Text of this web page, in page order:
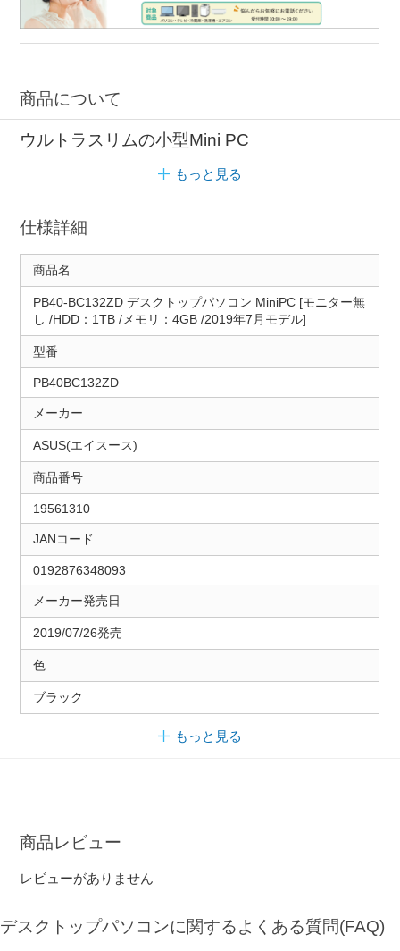
商品について
ウルトラスリムの小型Mini PC
もっと見る
仕様詳細
商品名
PB40-BC132ZD デスクトップパソコン MiniPC [モニター無
し /HDD：1TB /メモリ：4GB /2019年7月モデル]
型番
PB40BC132ZD
メーカー
ASUS(エイスース)
商品番号
19561310
JANコード
0192876348093
メーカー発売日
2019/07/26発売
色
ブラック
もっと見る
商品レビュー
レビューがありません
デスクトップパソコンに関するよくある質問(FAQ)